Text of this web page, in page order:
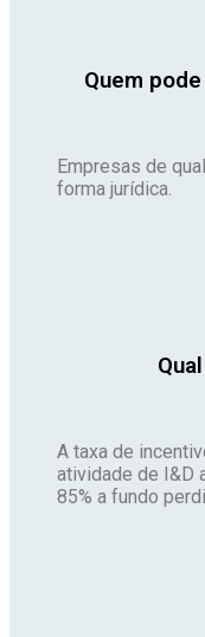
Quem
Empresas de
forma jurídica.
A taxa de
atividade de I&D
85% a fundo